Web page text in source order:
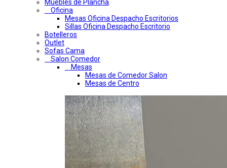
Muebles de Plancha
Oficina
Mesas Oficina Despacho Escritorios
Sillas Oficina Despacho Escritorio
Botelleros
Outlet
Sofas Cama
Salon Comedor
Mesas
Mesas de Comedor Salon
Mesas de Centro